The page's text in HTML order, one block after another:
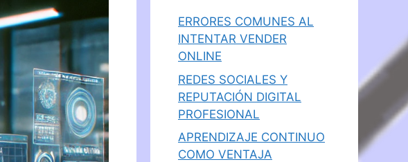
ERRORES COMUNES AL
INTENTAR VENDER
ONLINE
REDES SOCIALES Y
REPUTACIÓN DIGITAL
PROFESIONAL
APRENDIZAJE CONTINUO
COMO VENTAJA